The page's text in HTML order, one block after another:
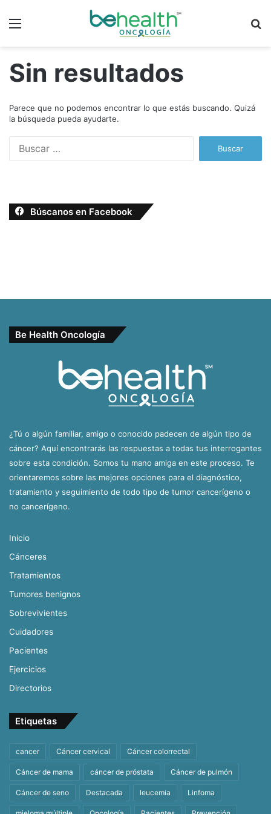
Sin resultados
Parece que no podemos encontrar lo que estás buscando. Quizá
la búsqueda pueda ayudarte.
Búscanos en Facebook
Be Health Oncología
¿Tú o algún familiar, amigo o conocido padecen de algún tipo de
cáncer? Aquí encontrarás las respuestas a todas tus interrogantes
sobre esta condición. Somos tu mano amiga en este proceso. Te
orientaremos sobre las mejores opciones para el diagnóstico,
tratamiento y seguimiento de todo tipo de tumor cancerígeno o
no cancerígeno.
Inicio
Cánceres
Tratamientos
Tumores benignos
Sobrevivientes
Cuidadores
Pacientes
Ejercicios
Directorios
Etiquetas
cancer Cáncer cervical Cáncer colorrectal
Cáncer de mama cáncer de próstata Cáncer de pulmón
Cáncer de seno Destacada leucemia Linfoma